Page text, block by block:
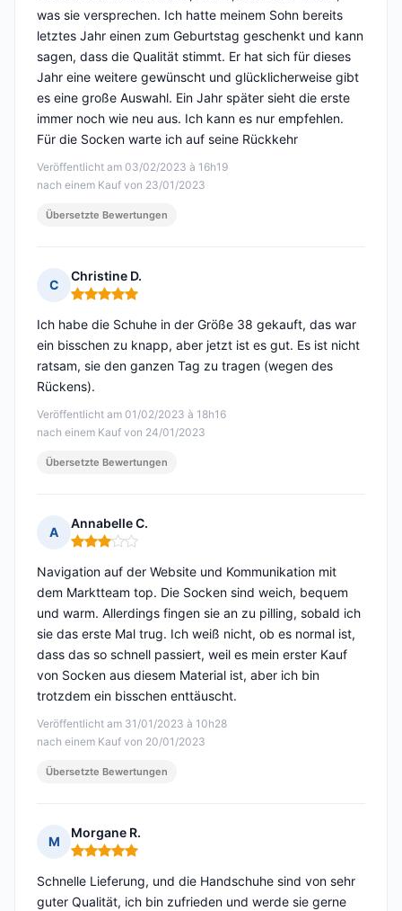
Veröffentlicht am 03/02/2023 à 16h19
nach einem Kauf von 23/01/2023
was sie versprechen. Ich hatte meinem Sohn bereits
letztes Jahr einen zum Geburtstag geschenkt und kann
sagen, dass die Qualität stimmt. Er hat sich für dieses
Jahr eine weitere gewünscht und glücklicherweise gibt
es eine große Auswahl. Ein Jahr später sieht die erste
immer noch wie neu aus. Ich kann es nur empfehlen.
Für die Socken warte ich auf seine Rückkehr
Übersetzte Bewertungen
C
Christine D.
Hinweis: 5 von 5
Veröffentlicht am 01/02/2023 à 18h16
nach einem Kauf von 24/01/2023
Ich habe die Schuhe in der Größe 38 gekauft, das war
ein bisschen zu knapp, aber jetzt ist es gut. Es ist nicht
ratsam, sie den ganzen Tag zu tragen (wegen des
Rückens).
Übersetzte Bewertungen
A
Annabelle C.
Hinweis: 3 von 5
Veröffentlicht am 31/01/2023 à 10h28
nach einem Kauf von 20/01/2023
Navigation auf der Website und Kommunikation mit
dem Marktteam top. Die Socken sind weich, bequem
und warm. Allerdings fingen sie an zu pilling, sobald ich
sie das erste Mal trug. Ich weiß nicht, ob es normal ist,
dass das so schnell passiert, weil es mein erster Kauf
von Socken aus diesem Material ist, aber ich bin
trotzdem ein bisschen enttäuscht.
Übersetzte Bewertungen
M
Morgane R.
Hinweis: 5 von 5
Schnelle Lieferung, und die Handschuhe sind von sehr
guter Qualität, ich bin zufrieden und werde sie gerne